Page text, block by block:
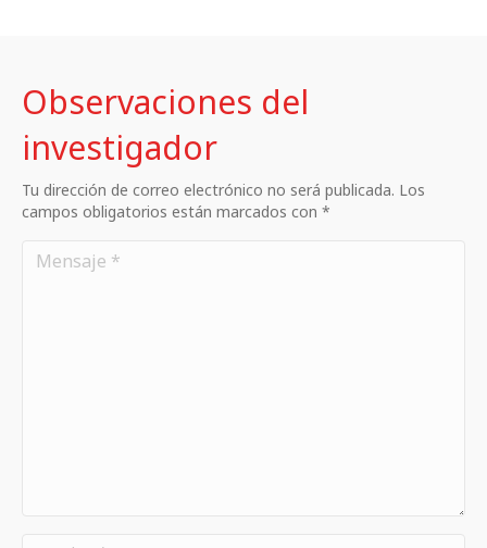
Observaciones del
investigador
Tu dirección de correo electrónico no será publicada. Los
campos obligatorios están marcados con *